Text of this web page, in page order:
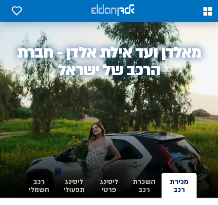
0
0
אלדן
מאלדן ועד אילת אלדן - חברת
הרכב של ישראל
מכירת
רכב
השכרת
רכב
ליסינג
פרטי
ליסינג
תפעולי
רכב
חשמלי